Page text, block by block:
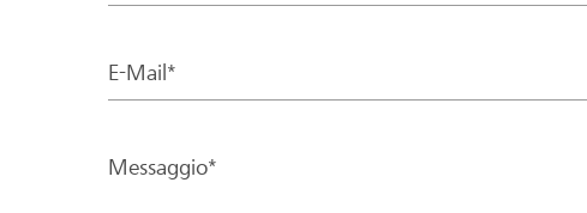
E-Mail*
Messaggio*